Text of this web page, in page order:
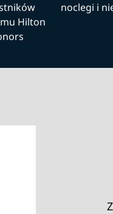
Hilton
noclegi i